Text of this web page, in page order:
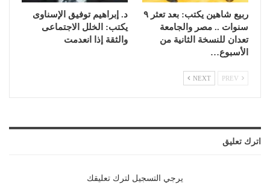
ربيع شاهين يكتب: بعد تعثر ٩
سنوات .. مصر والجامعة
تعدان للنسخة الثانية من
الأسبوع…
د. إبراهيم توفيق الإسناوى
يكتب: الخلل الاجتماعى
والثقة إذا انعدمت
NEXT
اترك تعليق
يرجي التسجيل لترك تعليقك